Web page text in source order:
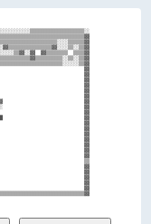
▓▓▒▒▒▒▒▒▒▒  ▒▒▒▒▓▓
▓▓
▓▓
▓▓
▓▓
▓▓
▓▓
▓▓
▓▓
▓▓
▓▓
▓▓
▓▓
▓▓
▓▓
▓▓
▓▓
▓▓
▒▒
▓▓
▓▓
▓▓
▓▓
▓▓